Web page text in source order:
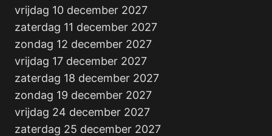
vrijdag 10 december 2027
zaterdag 11 december 2027
zondag 12 december 2027
vrijdag 17 december 2027
zaterdag 18 december 2027
zondag 19 december 2027
vrijdag 24 december 2027
zaterdag 25 december 2027